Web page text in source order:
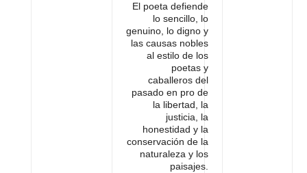
El poeta defiende
lo sencillo, lo
genuino, lo digno y
las causas nobles
al estilo de los
poetas y
caballeros del
pasado en pro de
la libertad, la
justicia, la
honestidad y la
conservación de la
naturaleza y los
paisajes.